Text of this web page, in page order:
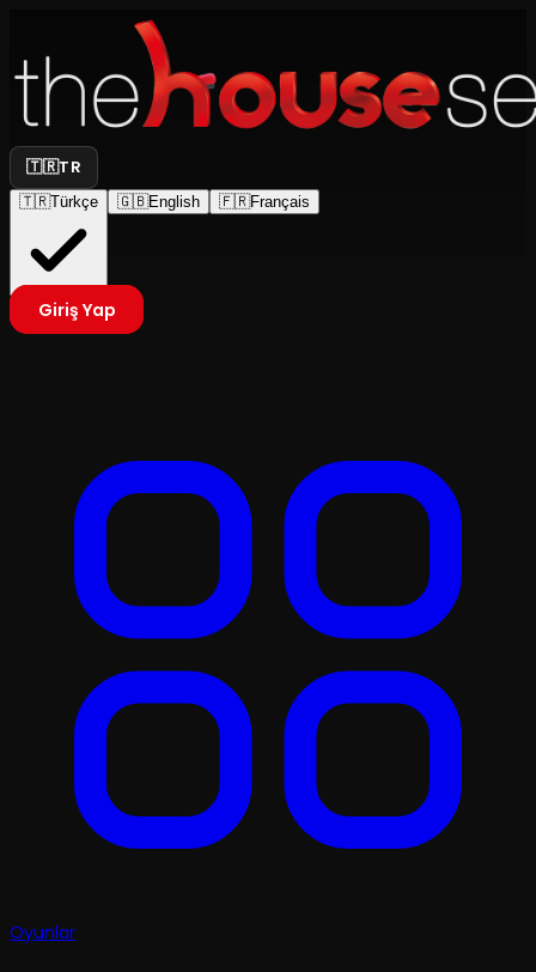
🇹🇷TR
🇹🇷Türkçe 🇬🇧English 🇫🇷Français
Giriş Yap
Oyunlar